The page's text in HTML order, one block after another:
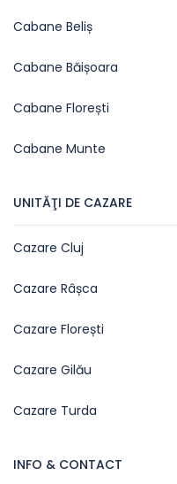
Cabane Beliș
Cabane Băișoara
Cabane Florești
Cabane Munte
UNITĂŢI DE CAZARE
Cazare Cluj
Cazare Râșca
Cazare Florești
Cazare Gilău
Cazare Turda
INFO & CONTACT